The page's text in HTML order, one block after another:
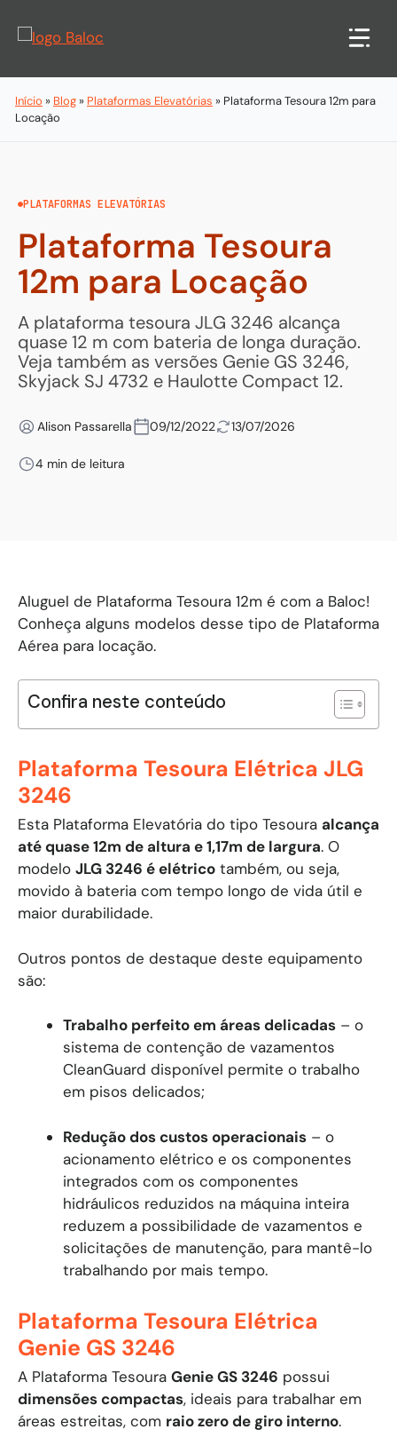
para
conteúdo
Início » Blog » Plataformas Elevatórias » Plataforma Tesoura 12m para
Locação
PLATAFORMAS ELEVATÓRIAS
Plataforma Tesoura
12m para Locação
A plataforma tesoura JLG 3246 alcança
quase 12 m com bateria de longa duração.
Veja também as versões Genie GS 3246,
Skyjack SJ 4732 e Haulotte Compact 12.
Alison Passarella 09/12/2022 13/07/2026
4 min de leitura
Aluguel de Plataforma Tesoura 12m é com a Baloc!
Conheça alguns modelos desse tipo de Plataforma
Aérea para locação.
Confira neste conteúdo
Plataforma Tesoura Elétrica JLG
3246
Esta Plataforma Elevatória do tipo Tesoura alcança
até quase 12m de altura e 1,17m de largura. O
modelo JLG 3246 é elétrico também, ou seja,
movido à bateria com tempo longo de vida útil e
maior durabilidade.
Outros pontos de destaque deste equipamento
são:
Trabalho perfeito em áreas delicadas – o
sistema de contenção de vazamentos
CleanGuard disponível permite o trabalho
em pisos delicados;
Redução dos custos operacionais – o
acionamento elétrico e os componentes
integrados com os componentes
hidráulicos reduzidos na máquina inteira
reduzem a possibilidade de vazamentos e
solicitações de manutenção, para mantê-lo
trabalhando por mais tempo.
Plataforma Tesoura Elétrica
Genie GS 3246
A Plataforma Tesoura Genie GS 3246 possui
dimensões compactas, ideais para trabalhar em
áreas estreitas, com raio zero de giro interno.